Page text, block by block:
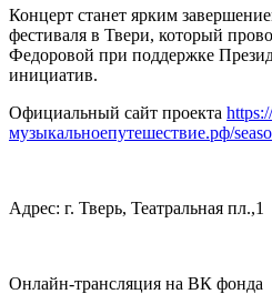
Концерт станет ярким
фестиваля в Твери, который
Федоровой при поддержке
инициатив.
Официальный сайт проекта https://
музыкальноепутешествие.рф/
Адрес: г. Тверь, Театральная пл.,1
Онлайн-трансляция на ВК фонда